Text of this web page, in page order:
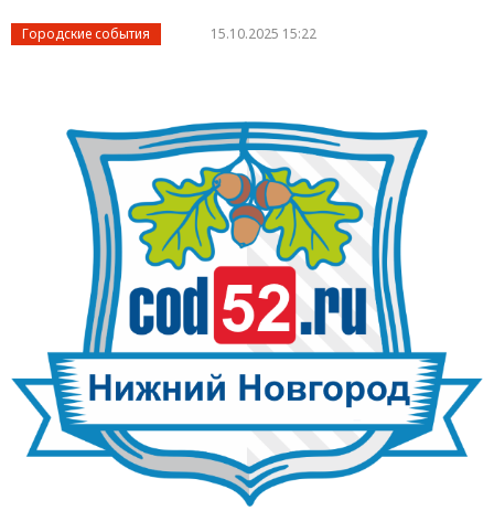
Городские события 15.10.2025 15:22